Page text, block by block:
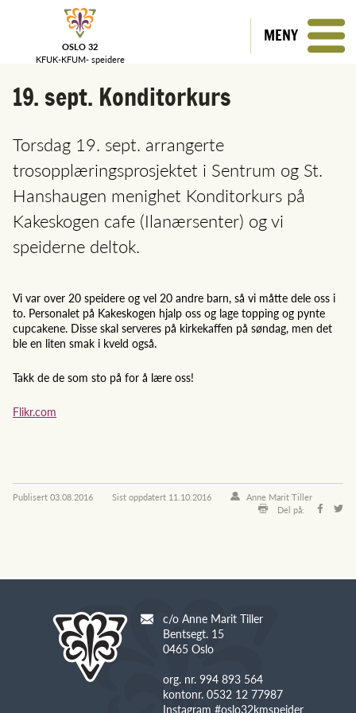
OSLO 32
KFUK-KFUM- speidere
MENY
19. sept. Konditorkurs
Torsdag 19. sept. arrangerte
trosopplæringsprosjektet i Sentrum og St.
Hanshaugen menighet Konditorkurs på
Kakeskogen cafe (Ilanærsenter) og vi
speiderne deltok.
Vi var over 20 speidere og vel 20 andre barn, så vi måtte dele oss i
to. Personalet på Kakeskogen hjalp oss og lage topping og pynte
cupcakene. Disse skal serveres på kirkekaffen på søndag, men det
ble en liten smak i kveld også.
Takk de de som sto på for å lære oss!
Flikr.com
Publisert03.08.2016 Sist oppdatert 11.10.2016
Anne Marit Tiller
Del på:
c/o Anne Marit Tiller
Bentsegt. 15
0465 Oslo
org. nr. 994 893 564
kontonr. 0532 12 77987
Instagram #oslo32kmspeider